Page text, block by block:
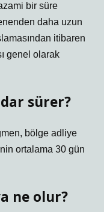
bir süre
daha uzun
itibaren
genel olarak
sürer?
bölge adliye
ortalama 30 gün
ne olur?